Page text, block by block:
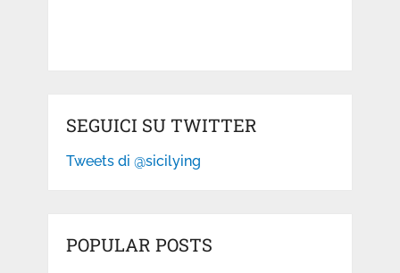
SEGUICI SU TWITTER
Tweets di @sicilying
POPULAR POSTS